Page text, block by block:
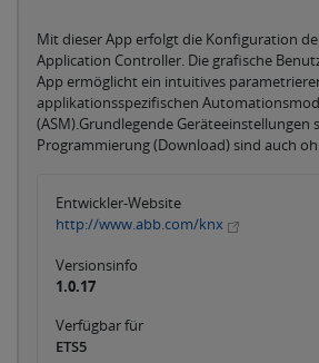
Mit dieser App erfolgt die Konfiguration
Application Controller. Die grafische
App ermöglicht ein intuitives
applikationsspezifischen
(ASM).Grundlegende Geräteeinstellungen
Programmierung (Download) sind auch
Entwickler-Website
http://www.abb.com/knx
Versionsinfo
1.0.17
Verfügbar für
ETS5